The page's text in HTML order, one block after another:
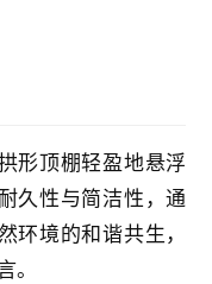
形顶棚轻盈地悬浮
久性与简洁性，通
环境的和谐共生，
。